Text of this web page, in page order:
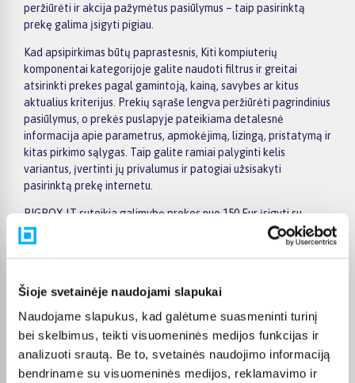
Šioje svetainėje naudojami slapukai
Naudojame slapukus, kad galėtume suasmeninti turinį
bei skelbimus, teikti visuomeninės medijos funkcijas ir
analizuoti srautą. Be to, svetainės naudojimo informaciją
bendriname su visuomeninės medijos, reklamavimo ir
peržiūrėti ir akcija pažymėtus pasiūlymus – taip pasirinktą
prekę galima įsigyti pigiau.
Kad apsipirkimas būtų paprastesnis, Kiti kompiuterių
komponentai kategorijoje galite naudoti filtrus ir greitai
atsirinkti prekes pagal gamintoją, kainą, savybes ar kitus
aktualius kriterijus. Prekių sąraše lengva peržiūrėti pagrindinius
pasiūlymus, o prekės puslapyje pateikiama detalesnė
informacija apie parametrus, apmokėjimą, lizingą, pristatymą ir
kitas pirkimo sąlygas. Taip galite ramiai palyginti kelis
variantus, įvertinti jų privalumus ir patogiai užsisakyti
pasirinktą prekę internetu.
BIGBOX.LT suteikia galimybę prekes nuo 150 Eur įsigyti su
nemokamu 24 mėnesių lizingu, todėl pirkti išsimokėtinai galima
patogiai planuojant išlaidas. Užsakymus pristatome visoje
Kurjerio pristatymo kaina prasideda nuo 2,99 €. Jei prekė yra
sandėlyje, ją įprastai pristatome per 1–2 darbo dienas, o tikslų
terminą visada rasite konkrečios prekės puslapyje.
Pasirinkę tinkamą prekę iš Kiti kompiuterių komponentai
kategorijos, galite rinktis jums patogiausią gavimo būdą: